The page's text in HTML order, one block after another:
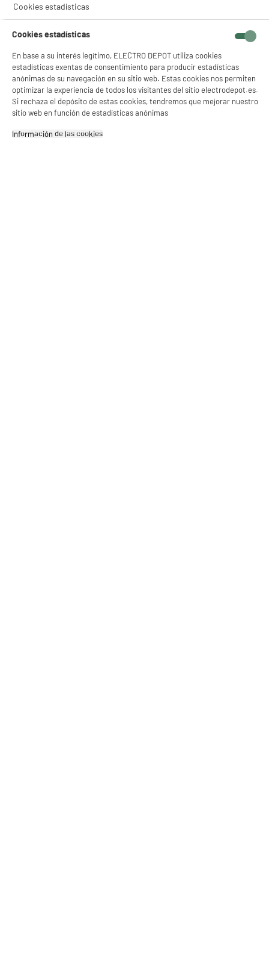
Cookies estadísticas
Cookies estadísticas
En base a su interés legítimo, ELECTRO DEPOT utiliza cookies
estadísticas exentas de consentimiento para producir estadísticas
anónimas de su navegación en su sitio web. Estas cookies nos permiten
optimizar la experiencia de todos los visitantes del sitio electrodepot.es.
Si rechaza el depósito de estas cookies, tendremos que mejorar nuestro
sitio web en función de estadísticas anónimas
Información de las cookies‎